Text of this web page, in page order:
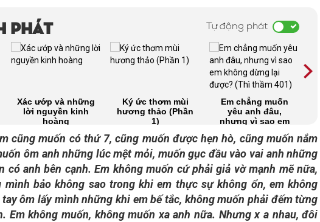
phát Tự động phát
Xác ướp và những
lời nguyền kinh
hoàng
Ký ức thơm mùi
hương thảo (Phần
1)
Em chẳng muốn
yêu anh đâu,
nhưng vì sao em
được? (Thì thầm
401)
cũng muốn có thứ 7, cũng muốn được hẹn hò, cũng muốn nắm
ôm anh những lúc mệt mỏi, muốn gục đầu vào vai anh những
có anh bên cạnh. Em không muốn cứ phải giả vờ mạnh mẽ nữa,
mình bảo không sao trong khi em thực sự không ổn, em không
ôm lấy mình những khi em bế tắc, không muốn phải đếm từng
Em không muốn, không muốn xa anh nữa. Nhưng x a nhau, đôi